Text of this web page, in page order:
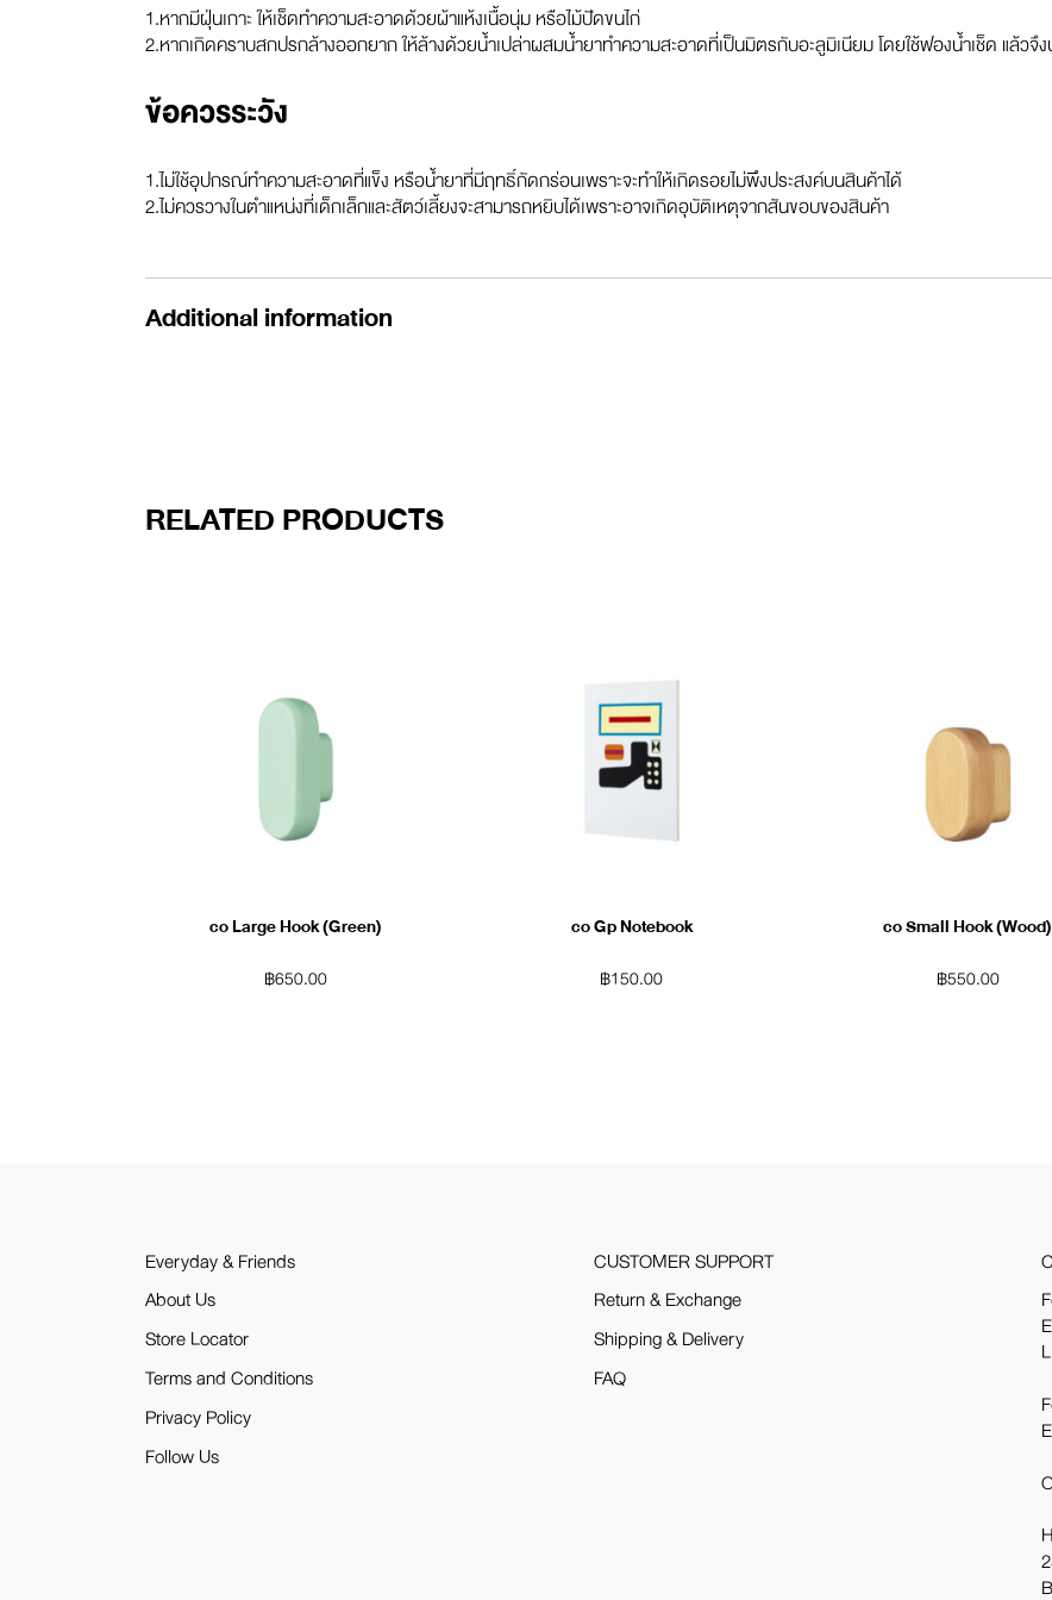
1.หากมีฝุ่นเกาะ ให้เช็ดทำความสะอาดด้วยผ้าแห้งเนื้อนุ่ม หรือไม้ปัดขนไก่
2.หากเกิดคราบสกปรกล้างออกยาก ให้ล้างด้วยน้ำเปล่าผสมน้ำยาทำความสะอาดที่เป็นมิตรกับอะลูมิเนียม โดยใช้ฟองน้ำเช็ด แล้วจึง
ข้อควรระวัง
1.ไม่ใช้อุปกรณ์ทำความสะอาดที่แข็ง หรือน้ำยาที่มีฤทธิ์กัดกร่อนเพราะจะทำให้เกิดรอยไม่พึงประสงค์บนสินค้าได้
2.ไม่ควรวางในตำแหน่งที่เด็กเล็กและสัตว์เลี้ยงจะสามารถหยิบได้เพราะอาจเกิดอุบัติเหตุจากสันขอบของสินค้า
Additional information
RELATED PRODUCTS
co Large Hook (Green)
฿650.00
co Gp Notebook
฿150.00
co Small Hook (Wood)
฿550.00
Everyday & Friends
About Us
Store Locator
Terms and Conditions
Privacy Policy
Follow Us
CUSTOMER SUPPORT
Return & Exchange
Shipping & Delivery
FAQ